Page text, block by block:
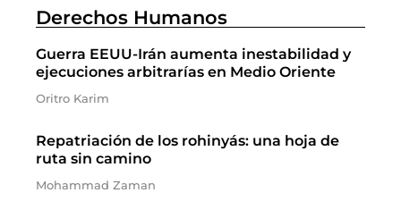
Derechos Humanos
Guerra EEUU-Irán aumenta inestabilidad y
ejecuciones arbitrarías en Medio Oriente
Oritro Karim
Repatriación de los rohinyás: una hoja de
ruta sin camino
Mohammad Zaman